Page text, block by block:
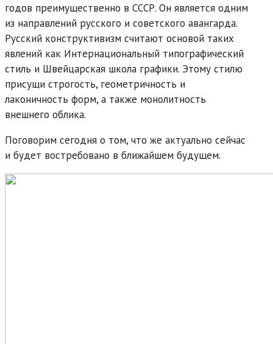
годов преимущественно в СССР. Он является одним
из направлений русского и советского авангарда.
Русский конструктивизм считают основой таких
явлений как Интернациональный типографический
стиль и Швейцарская школа графики. Этому стилю
присущи строгость, геометричность и
лаконичность форм, а также монолитность
внешнего облика.
Поговорим сегодня о том, что же актуально сейчас
и будет востребовано в ближайшем будущем.